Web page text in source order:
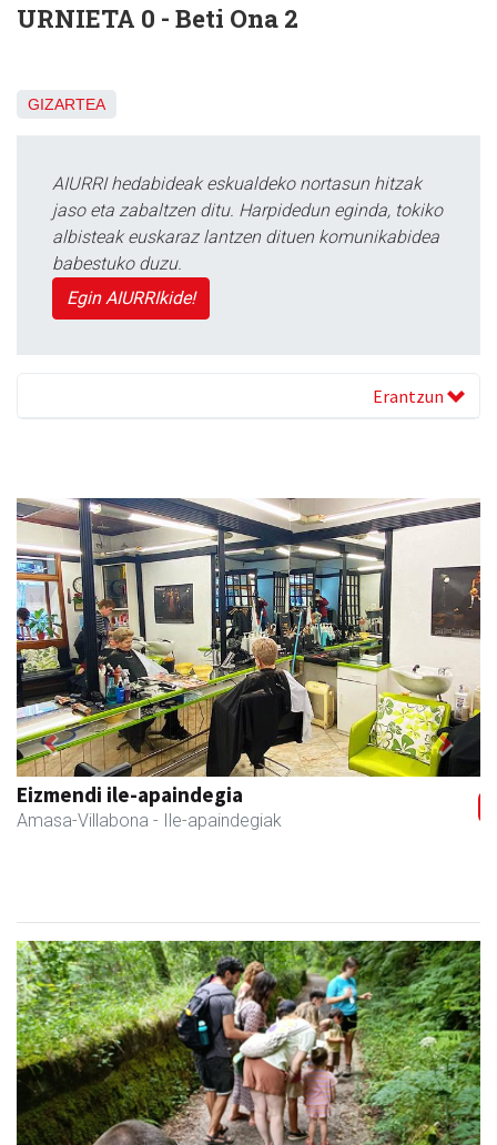
URNIETA 0 - Beti Ona 2
GIZARTEA
AIURRI hedabideak eskualdeko nortasun hitzak
jaso eta zabaltzen ditu. Harpidedun eginda, tokiko
albisteak euskaraz lantzen dituen komunikabidea
babestuko duzu.
Egin AIURRIkide!
Erantzun
Magale Ikastetxea
Urnieta - Hezkuntza
Previous Next